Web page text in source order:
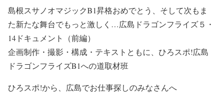
島根スサノオマジックB1昇格おめでとう、そして次もま
た新たな舞台でもっと激しく…広島ドラゴンフライズ５・
14ドキュメント（前編）
企画制作・撮影・構成・テキストともに、ひろスポ!広島
ドラゴンフライズB1への道取材班
ひろスポ!から、広島でお仕事探しのみなさんへ